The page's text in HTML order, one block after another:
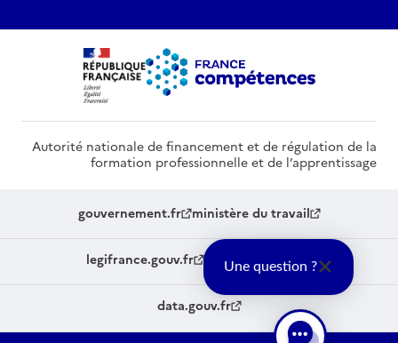
Autorité nationale de financement et de régulation de la
formation professionnelle et de l’apprentissage
gouvernement.fr ministère du travail
legifrance.gouv.fr service-public.fr
data.gouv.fr
Une question ?